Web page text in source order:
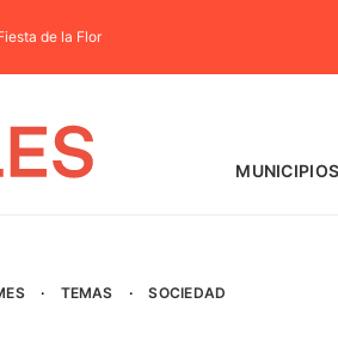
de la Flor
MUNICIPIOS
· TEMAS · SOCIEDAD